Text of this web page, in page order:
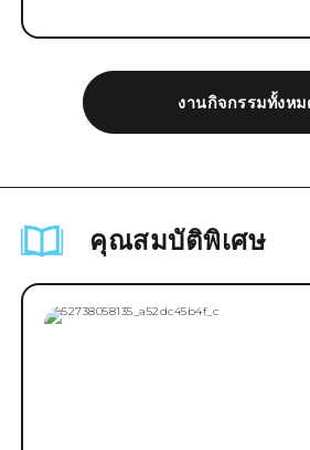
งานกิจกรรมทั้งหม
คุณสมบัติพิเศษ